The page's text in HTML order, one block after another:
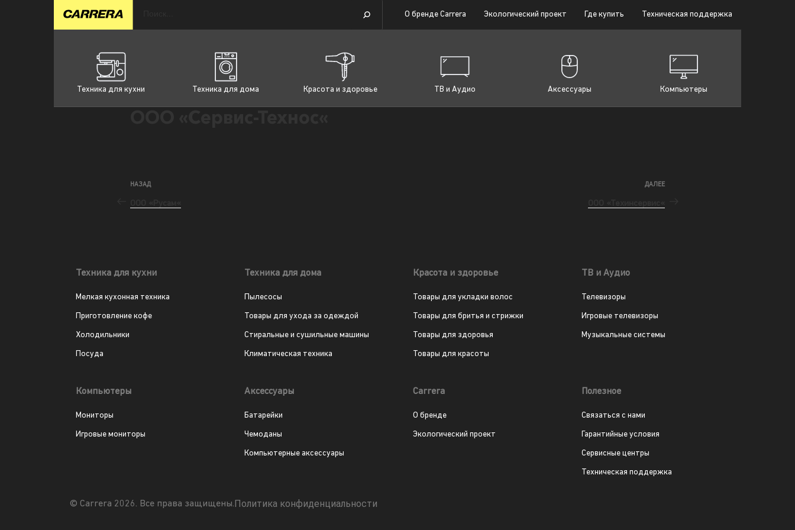
О бренде Carrera Экологический проект Где купить Техническая поддержка
Техника для кухни Техника для дома Красота и здоровье ТВ и Аудио Аксессуары Компьютеры
НАЗАД ДАЛЕЕ
Техника для кухни
Мелкая кухонная техника
Приготовление кофе
Холодильники
Посуда
Техника для дома
Пылесосы
Товары для ухода за одеждой
Стиральные и сушильные машины
Климатическая техника
Красота и здоровье
Товары для укладки волос
Товары для бритья и стрижки
Товары для здоровья
Товары для красоты
ТВ и Аудио
Телевизоры
Игровые телевизоры
Музыкальные системы
Компьютеры
Мониторы
Игровые мониторы
Аксессуары
Батарейки
Чемоданы
Компьютерные аксессуары
Carrera
О бренде
Экологический проект
Полезное
Связаться с нами
Гарантийные условия
Сервисные центры
Техническая поддержка
© Carrera 2026. Все права защищены.Политика конфиденциальности